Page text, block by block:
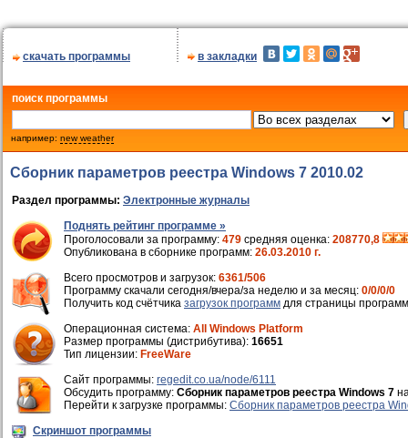
скачать программы в закладки
поиск программы
например: new weather
Сборник параметров реестра Windows 7 2010.02
Раздел программы: Электронные журналы
Поднять рейтинг программе »
Проголосовали за программу: 479 средняя оценка: 208770,8
Опубликована в сборнике программ: 26.03.2010 г.
Всего просмотров и загрузок: 6361/506
Программу скачали сегодня/вчера/за неделю и за месяц: 0/0/0/0
Получить код счётчика загрузок программ для страницы
Операционная система: All Windows Platform
Размер программы (дистрибутива): 16651
Тип лицензии: FreeWare
Cайт программы: regedit.co.ua/node/6111
Обсудить программу: Сборник параметров реестра Windows 7
Перейти к загрузке программы: Сборник параметров реестра
Скриншот программы